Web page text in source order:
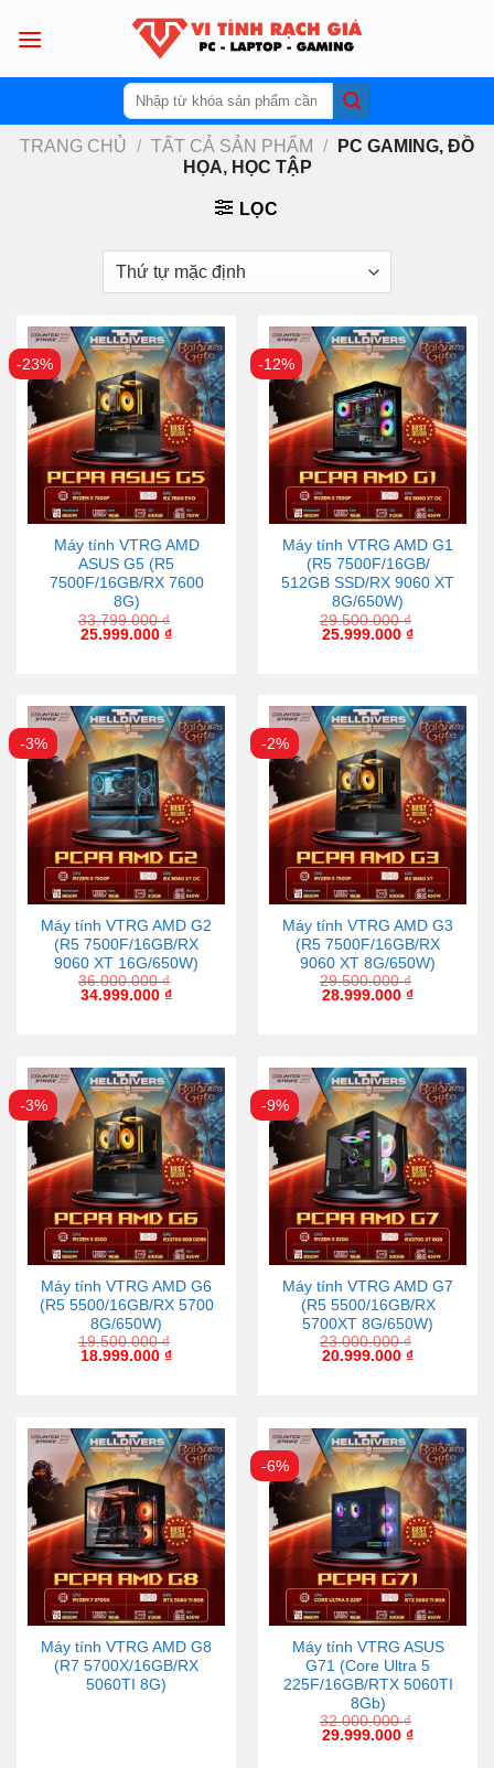
Tìm
kiếm:
TRANG CHỦ / TẤT CẢ SẢN PHẨM /
PC GAMING, ĐỒ
HỌA, HỌC TẬP
LỌC
-23%
Máy tính VTRG AMD
ASUS G5 (R5
7500F/16GB/RX 7600
8G)
33.799.000₫
25.999.000 ₫
-12%
Máy tính VTRG AMD G1
(R5 7500F/16GB/
512GB SSD/RX 9060 XT
8G/650W)
29.500.000₫
25.999.000 ₫
-3%
Máy tính VTRG AMD G2
(R5 7500F/16GB/RX
9060 XT 16G/650W)
36.000.000₫
34.999.000 ₫
-2%
Máy tính VTRG AMD G3
(R5 7500F/16GB/RX
9060 XT 8G/650W)
29.500.000₫
28.999.000 ₫
-3%
Máy tính VTRG AMD G6
(R5 5500/16GB/RX 5700
8G/650W)
19.500.000₫
18.999.000 ₫
-9%
Máy tính VTRG AMD G7
(R5 5500/16GB/RX
5700XT 8G/650W)
23.000.000₫
20.999.000 ₫
Máy tính VTRG AMD G8
(R7 5700X/16GB/RX
5060TI 8G)
-6%
Máy tính VTRG ASUS
G71 (Core Ultra 5
225F/16GB/RTX 5060TI
8Gb)
32.000.000₫
29.999.000 ₫